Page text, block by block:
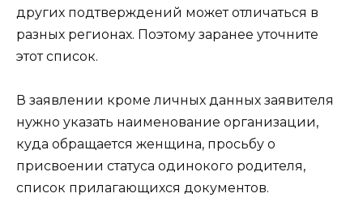
других подтверждений может отличаться в
разных регионах. Поэтому заранее уточните
этот список.
В заявлении кроме личных данных заявителя
нужно указать наименование организации,
куда обращается женщина, просьбу о
присвоении статуса одинокого родителя,
список прилагающихся документов.